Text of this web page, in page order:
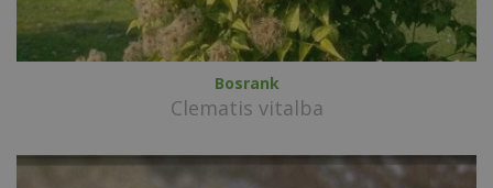
Bosrank
Clematis vitalba